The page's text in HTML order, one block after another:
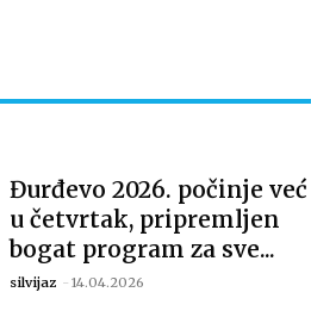
Đurđevo 2026. počinje već
u četvrtak, pripremljen
bogat program za sve...
silvijaz - 14.04.2026